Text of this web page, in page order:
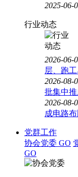
2025-06-
行业动态
2026-06-
层、跑
2026-08-
批集中
2026-08-
成电路
党群工作
协会党委 GO
GO